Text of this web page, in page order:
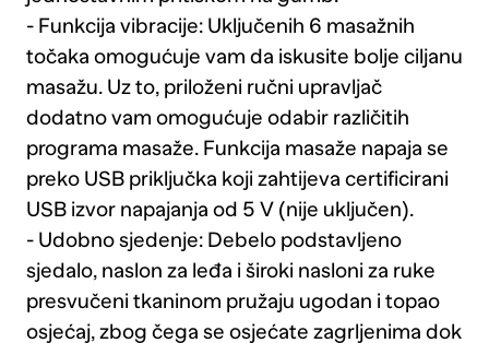
- Funkcija vibracije: Uključenih 6 masažnih
točaka omogućuje vam da iskusite bolje ciljanu
masažu. Uz to, priloženi ručni upravljač
dodatno vam omogućuje odabir različitih
programa masaže. Funkcija masaže napaja se
preko USB priključka koji zahtijeva certificirani
USB izvor napajanja od 5 V (nije uključen).
- Udobno sjedenje: Debelo podstavljeno
sjedalo, naslon za leđa i široki nasloni za ruke
presvučeni tkaninom pružaju ugodan i topao
osjećaj, zbog čega se osjećate zagrljenima dok